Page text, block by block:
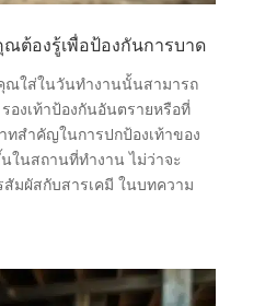
ณต้องรู้เพื่อป้องกันการบาด
ณใส่ในวันทำงานนั้นสามารถ
องเท้าป้องกันอันตรายหรือที่
ทสำคัญในการปกป้องเท้าของ
ในสถานที่ทำงาน ไม่ว่าจะ
มผัสกับสารเคมี ในบทความ